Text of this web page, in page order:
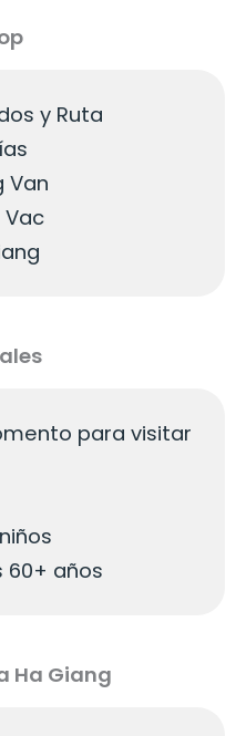
y Ruta
Van
Vac
para visitar
60+ años
Ha Giang